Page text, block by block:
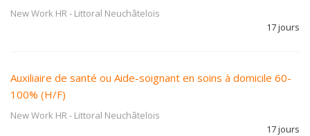
New Work HR- Littoral Neuchâtelois
17 jours
Auxiliaire de santé ou Aide-soignant en soins à domicile 60-
100% (H/F)
New Work HR- Littoral Neuchâtelois
17 jours